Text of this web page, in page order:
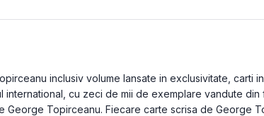
inclusiv volume lansate in exclusivitate, carti
cu zeci de mii de exemplare vandute din
Topirceanu. Fiecare carte scrisa de George